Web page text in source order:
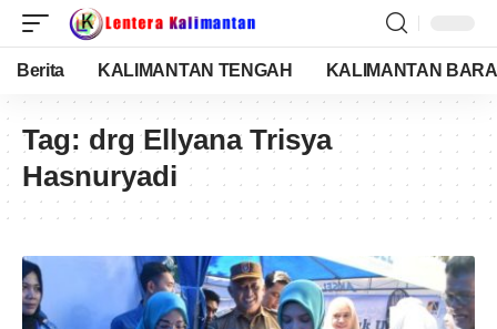
Berita KALIMANTAN TENGAH KALIMANTAN
Tag: drg Ellyana Trisya
Hasnuryadi